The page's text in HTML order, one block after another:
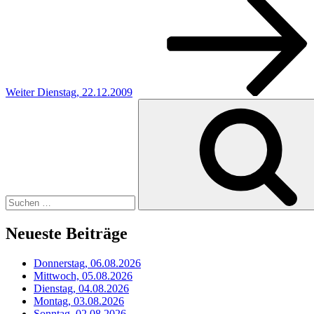
Weiter Dienstag, 22.12.2009
Neueste Beiträge
Donnerstag, 06.08.2026
Mittwoch, 05.08.2026
Dienstag, 04.08.2026
Montag, 03.08.2026